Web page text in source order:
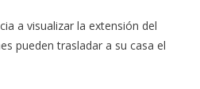
a visualizar la extensión del
pueden trasladar a su casa el